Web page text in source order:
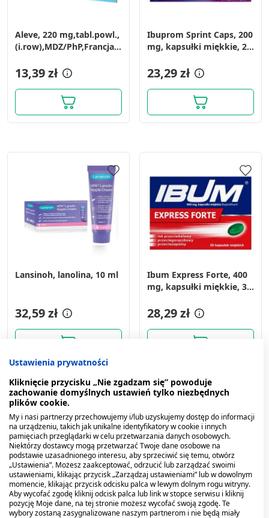
Aleve, 220 mg,tabl.powl.,
(i.row),MDZ/PhP,Francja,
13,39 zł
Ibuprom Sprint Caps, 200
mg, kapsułki miękkie, 24
23,29 zł
Lansinoh, lanolina, 10 ml
32,59 zł
Ibum Express Forte, 400
mg, kapsułki miękkie, 36
28,29 zł
Apap, 500 mg, tabletki Opokan Max, 15 mg,
Ustawienia prywatności
Kliknięcie przycisku „Nie zgadzam się” powoduje
zachowanie domyślnych ustawień tylko niezbędnych
plików cookie.
My i nasi partnerzy przechowujemy i/lub uzyskujemy dostęp do informacji
na urządzeniu, takich jak unikalne identyfikatory w cookie i innych
pamięciach przeglądarki w celu przetwarzania danych osobowych.
Niektórzy dostawcy mogą przetwarzać Twoje dane osobowe na
podstawie uzasadnionego interesu, aby sprzeciwić się temu, otwórz
„Ustawienia”. Możesz zaakceptować, odrzucić lub zarządzać swoimi
ustawieniami, klikając przycisk „Zarządzaj ustawieniami” lub w dowolnym
momencie, klikając przycisk odcisku palca w lewym dolnym rogu witryny.
Aby wycofać zgodę kliknij odcisk palca lub link w stopce serwisu i kliknij
pozycję Moje dane, na tej stronie możesz wycofać swoją zgodę. Te
wybory zostaną zasygnalizowane naszym partnerom i nie będą miały